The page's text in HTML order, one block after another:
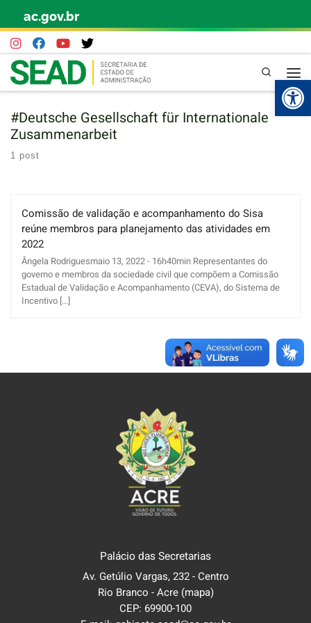
Skip to content
ac.gov.br
Pesquisa
#Deutsche Gesellschaft für Internationale
Zusammenarbeit
1 post
Comissão de validação e acompanhamento do Sisa
reúne membros para planejamento das atividades em
2022
Ângela Rodriguesmaio 13, 2022 - 16h40min Representantes do
governo e membros da sociedade civil que compõem a Comissão
Estadual de Validação e Acompanhamento (CEVA), do Sistema de
Incentivo [...]
Palácio das Secretarias
Av. Getúlio Vargas, 232 - Centro
Rio Branco - Acre (mapa)
CEP: 69900-100